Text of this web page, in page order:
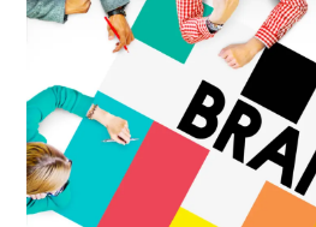
進出・支援事例
本部・関東本部
東北本部
北陸本部
中国本部
支援メニュ
海外展開アドバイス支援
海外展開支援メニュー